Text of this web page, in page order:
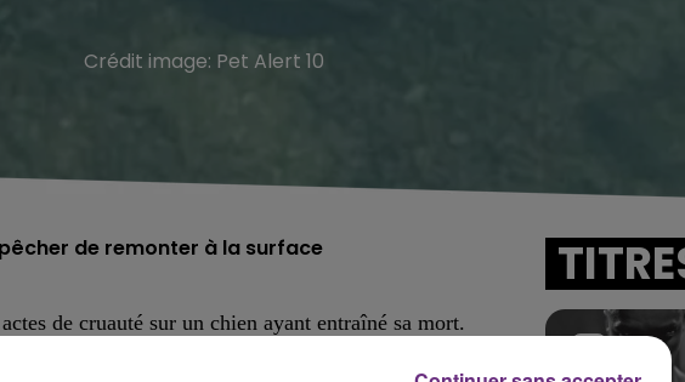
Crédit image: Pet Alert 10
de remonter à la surface
de cruauté sur un chien ayant entraîné sa mort.
au parc de la Moline, à Saint-Julien-les-Villas en